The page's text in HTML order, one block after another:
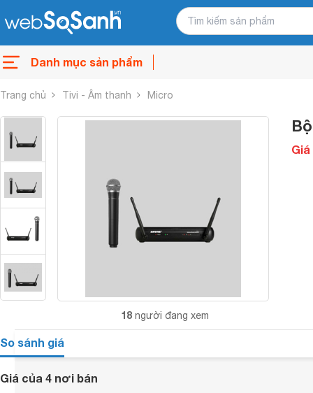
Danh mục sản phẩm
Trang chủ Tivi - Âm thanh Micro
18 người đang xem
Giá
So sánh giá
Giá của 4 nơi bán